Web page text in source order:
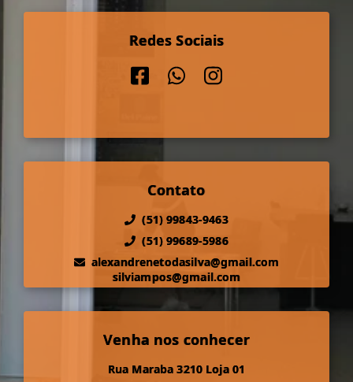
Redes Sociais
Contato
(51) 99843-9463
(51) 99689-5986
alexandrenetodasilva@gmail.com
silviampos@gmail.com
Venha nos conhecer
Rua Maraba 3210 Loja 01